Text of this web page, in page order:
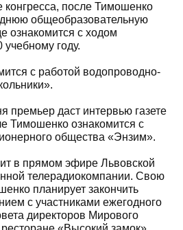
конгресса, после Тимошенко
общеобразовательную
ознакомится с ходом
учебному году.
с работой водопроводно-
премьер даст интервью газете
Тимошенко ознакомится с
общества «Энзим».
в прямом эфире Львовской
телерадиокомпании. Свою
планирует закончить
с участниками ежегодного
директоров Мирового